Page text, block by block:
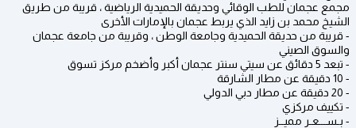
مجمع عجمان للطب الوقائي وحديقة الحميدية الرياضية ، قريبة من طريق
الشيخ محمد بن زايد الذي يربط عجمان بالإمارات الأخرى
- قريبة من حديقة الحميدية وجامعة الوطن ، وقريبة من جامعة عجمان
والسوق الصيني
- تبعد 5 دقائق عن سيتي سنتر عجمان أكبر وأضخم مركز تسوق
- 10 دقيقة عن مطار الشارقة
- 20 دقيقة عن مطار دبي الدولي
- تكييف مركزي
- بـســـعـر مميــز